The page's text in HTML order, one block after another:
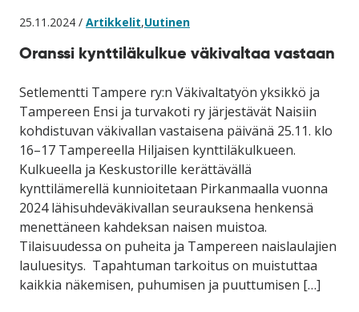
25.11.2024 / Artikkelit,Uutinen
Oranssi kynttiläkulkue väkivaltaa vastaan
Setlementti Tampere ry:n Väkivaltatyön yksikkö ja
Tampereen Ensi ja turvakoti ry järjestävät Naisiin
kohdistuvan väkivallan vastaisena päivänä 25.11. klo
16–17 Tampereella Hiljaisen kynttiläkulkueen.
Kulkueella ja Keskustorille kerättävällä
kynttilämerellä kunnioitetaan Pirkanmaalla vuonna
2024 lähisuhdeväkivallan seurauksena henkensä
menettäneen kahdeksan naisen muistoa.
Tilaisuudessa on puheita ja Tampereen naislaulajien
lauluesitys. Tapahtuman tarkoitus on muistuttaa
kaikkia näkemisen, puhumisen ja puuttumisen […]